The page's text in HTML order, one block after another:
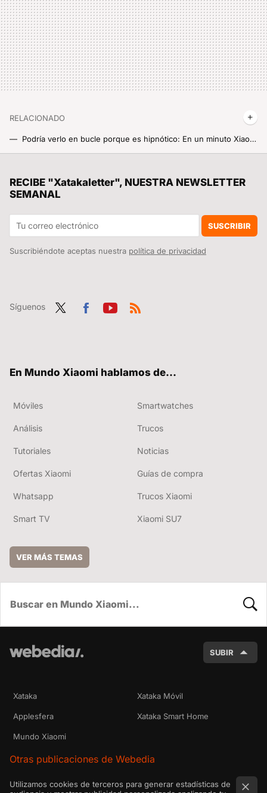
RELACIONADO
Podría verlo en bucle porque es hipnótico: En un minuto Xiaomi es capaz de construirte un coche de la nada en una factoría que puede ser visitada
Xiaomi deja atrás las promesas y prepara el terreno para vender sus coches eléctricos en Europa
RECIBE "Xatakaletter", NUESTRA NEWSLETTER
SEMANAL
SUSCRIBIR
Suscribiéndote aceptas nuestra política de privacidad
Síguenos
En Mundo Xiaomi hablamos de...
Móviles Smartwatches
Análisis Trucos
Tutoriales Noticias
Ofertas Xiaomi Guías de compra
Whatsapp Trucos Xiaomi
Smart TV Xiaomi SU7
VER MÁS TEMAS
SUBIR
Xataka Xataka Móvil
Applesfera Xataka Smart Home
Mundo Xiaomi
Otras publicaciones de Webedia
Utilizamos cookies de terceros para generar estadísticas de